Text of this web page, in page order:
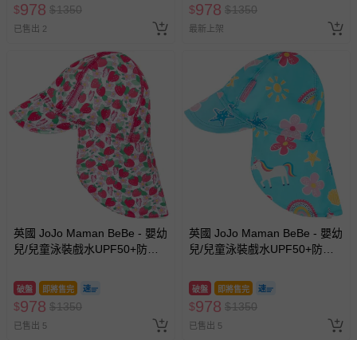
$978 $1350
已售出 2
$978 $1350
最新上架
英國 JoJo Maman BeBe - 嬰幼
兒/兒童泳裝戲水UPF50+防曬
破盤 即將售完
$978 $1350
已售出 5
英國 JoJo Maman BeBe - 嬰幼
兒/兒童泳裝戲水UPF50+防曬
破盤 即將售完
$978 $1350
已售出 5